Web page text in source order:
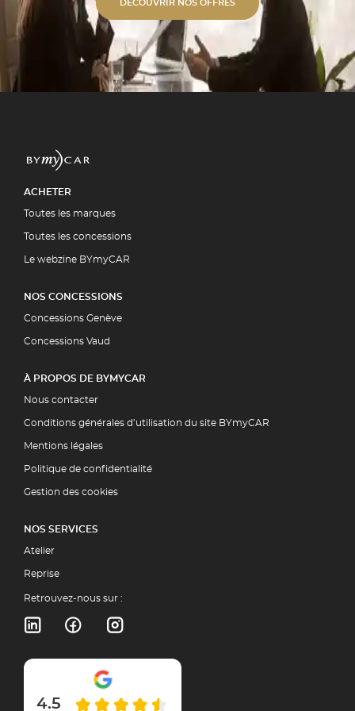
alu unies ou bi-ton. ✓
Polissage professionnel et
✓ Expertise
par la quasi-totalité des
DÉCOUVRIR NOS OFFRES
ACHETER
Toutes les marques
Toutes les concessions
Le webzine BYmyCAR
NOS CONCESSIONS
Concessions Genève
Concessions Vaud
À PROPOS DE BYMYCAR
Nous contacter
Conditions générales d’utilisation du site BYmyCAR
Mentions légales
Politique de confidentialité
Gestion des cookies
NOS SERVICES
Atelier
Reprise
Retrouvez-nous sur :
4.5